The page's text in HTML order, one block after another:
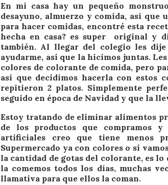
En mi casa hay un pequeño
desayuno, almuerzo y comida, así que
para hacer comidas, encontré esta
hecha en casa? es super original y
también. Al llegar del colegio les
ayudarme, así que la hicimos juntas.
colores de colorante de comida, pero
así que decidimos hacerla con estos
repitieron 2 platos. Simplemente
seguido en época de Navidad y que la
Estoy tratando de eliminar alimentos
de los productos que compramos y
artificiales creo que tiene menos
Supermercado ya con colores o si
la cantidad de gotas del colorante, es lo
la comemos todos los días, muchas
llamativa para que ellos la coman.